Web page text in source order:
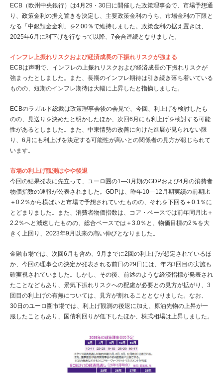
ECB（欧州中央銀行）は4月29・30日に開催した政策理事会で、市場予想通
り、政策金利の据え置きを決定し、主要政策金利のうち、市場金利の下限と
なる「中銀預金金利」を2.00％で維持しました。政策金利の据え置きは、
2025年6月に利下げを行なって以降、7会合連続となりました。
インフレ上振れリスクおよび経済成長の下振れリスクが強まる
ECBは声明で、インフレの上振れリスクおよび経済成長の下振れリスクが
強まったとしました。また、長期のインフレ期待は引き続き落ち着いている
ものの、短期のインフレ期待は大幅に上昇したと指摘しました。
ECBのラガルド総裁は政策理事会後の会見で、今回、利上げを検討したも
のの、見送りを決めたと明かしたほか、次回6月にも利上げを検討する可能
性があるとしました。また、中東情勢の改善に向けた進展が見られない限
り、6月にも利上げを決定する可能性が高いとの関係者の見方が報じられて
います。
市場の利上げ観測はやや後退
今回の結果発表に先立って、ユーロ圏の1―3月期のGDPおよび4月の消費者
物価指数の速報が公表されました。GDPは、昨年10―12月期実績の前期比
＋0.2％から横ばいと市場で予想されていたものの、それを下回る＋0.1％に
とどまりました。また、消費者物価指数は、コア・ベースでは前年同月比＋
2.2％へと減速したものの、総合ベースでは＋3.0％と、物価目標の2％を大
きく上回り、2023年9月以来の高い伸びとなりました。
金融市場では、次回6月も含め、9月までに2回の利上げが想定されているほ
か、今回の理事会の決定が発表される前日の29日には、年内3回目の実施も
確実視されていました。しかし、その後、前述のような経済指標が発表され
たことなどもあり、景気下振れリスクへの配慮が必要との見方が拡がり、3
回目の利上げの有無については、見方が割れることとなりました。なお、
30日のユーロ圏市場では、利上げ観測の後退に加え、原油先物の上昇が一
服したこともあり、国債利回りが低下したほか、株式相場は上昇しました。